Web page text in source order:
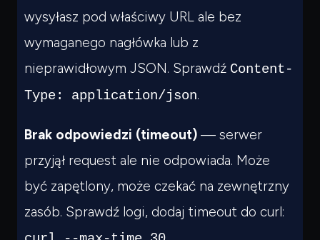
wysyłasz pod właściwy URL ale bez
wymaganego nagłówka lub z
nieprawidłowym JSON. Sprawdź Content-
Type: application/json.
Brak odpowiedzi (timeout) — serwer
przyjął request ale nie odpowiada. Może
być zapętlony, może czekać na zewnętrzny
zasób. Sprawdź logi, dodaj timeout do curl: